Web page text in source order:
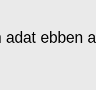
adat ebben